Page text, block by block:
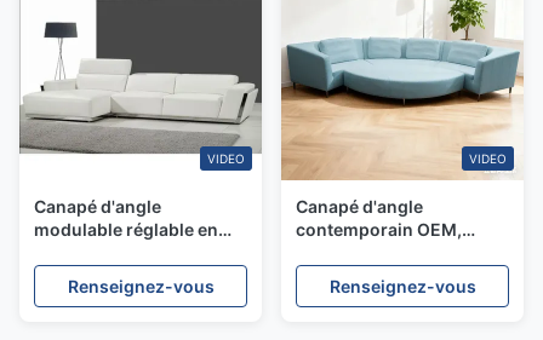
VIDEO
Canapé d'angle
modulable réglable en
forme de L
Renseignez-vous
VIDEO
Canapé d'angle
contemporain OEM,
à la corrosion, incurvé
Renseignez-vous